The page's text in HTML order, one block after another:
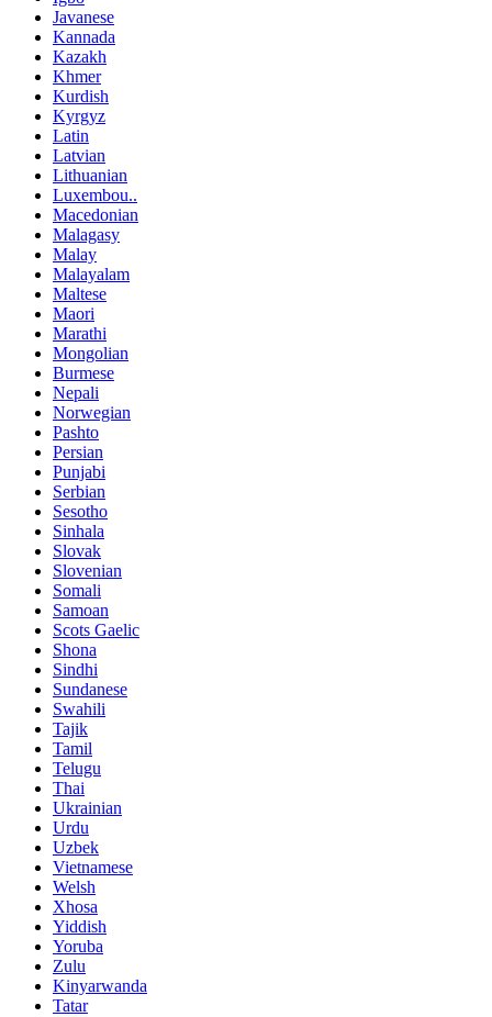
Javanese
Kannada
Kazakh
Khmer
Kurdish
Kyrgyz
Latin
Latvian
Lithuanian
Luxembou..
Macedonian
Malagasy
Malay
Malayalam
Maltese
Maori
Marathi
Mongolian
Burmese
Nepali
Norwegian
Pashto
Persian
Punjabi
Serbian
Sesotho
Sinhala
Slovak
Slovenian
Somali
Samoan
Scots Gaelic
Shona
Sindhi
Sundanese
Swahili
Tajik
Tamil
Telugu
Thai
Ukrainian
Urdu
Uzbek
Vietnamese
Welsh
Xhosa
Yiddish
Yoruba
Zulu
Kinyarwanda
Tatar